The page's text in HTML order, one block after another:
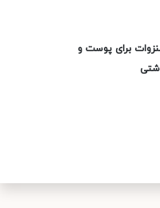
برای پوست و